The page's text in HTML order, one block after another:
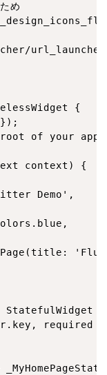
め
{
of your
context) {
Demo',
StatefulWidget {
required